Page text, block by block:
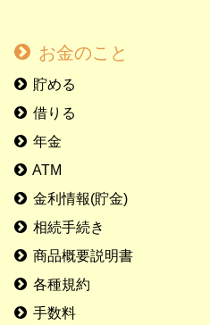
お金のこと
貯める
借りる
年金
ATM
金利情報(貯金)
相続手続き
商品概要説明書
各種規約
手数料